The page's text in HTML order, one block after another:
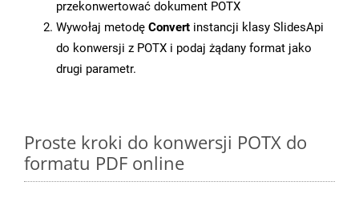
przekonwertować dokument POTX
Wywołaj metodę Convert instancji klasy SlidesApi
do konwersji z POTX i podaj żądany format jako
drugi parametr.
Proste kroki do konwersji POTX do
formatu PDF online